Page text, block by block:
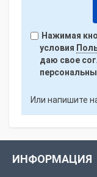
Нажимая
условия
даю свое
Или напишите
ИНФОРМАЦИЯ